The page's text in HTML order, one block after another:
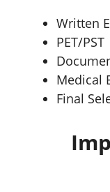
Written
PET/PST
Medical
Final